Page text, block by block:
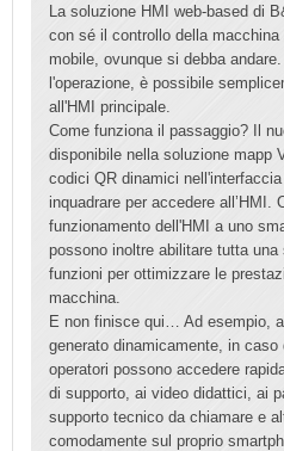
La soluzione HMI web-based di
con sé il controllo della
mobile, ovunque si debba
l'operazione, è possibile
all'HMI principale.
Come funziona il passaggio? Il
disponibile nella soluzione mapp
codici QR dinamici
inquadrare per accedere all’HMI.
funzionamento dell'HMI a uno
possono inoltre abilitare tutta
funzioni per ottimizzare le
macchina.
E non finisce qui… Ad esempio,
generato dinamicamente, in
operatori possono accedere
di supporto, ai video didattici, ai
supporto tecnico da chiamare e
comodamente sul proprio